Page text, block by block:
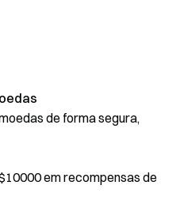
de forma segura,
em recompensas de